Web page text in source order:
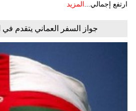
ارتفع إجمالي... المزيد
جواز السفر العماني يتقدم في